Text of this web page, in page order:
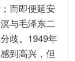
而即便延安
与毛泽东二
歧。1949年
到高兴，但